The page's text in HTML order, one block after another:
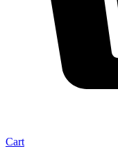
Cart